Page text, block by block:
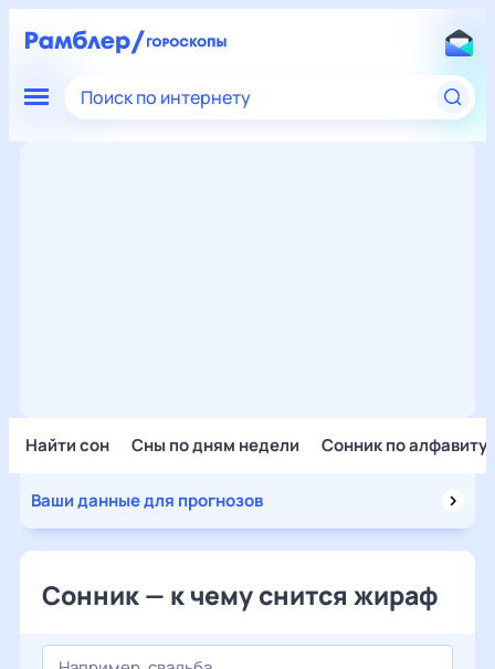
Поиск по интернету
Найти сон Сны по дням недели Сонник по алфавиту
Ваши данные для прогнозов
Сонник — к чему снится жираф